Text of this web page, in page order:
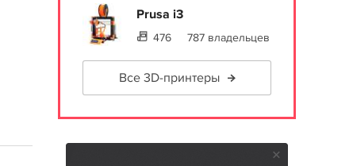
Prusa i3
476 787 владельцев
Все 3D-принтеры